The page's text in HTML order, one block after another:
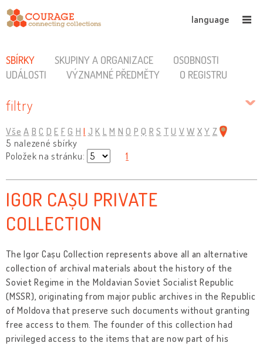
language
SBÍRKY SKUPINY A ORGANIZACE
OSOBNOSTI
UDÁLOSTI
VÝZNAMNÉ PŘEDMĚTY O REGISTRU
filtry
Vše A B C D E F G H I J K L M N O P Q R S T U V W X Y Z
5 nalezené sbírky
Položek na stránku:
1
IGOR CAȘU PRIVATE
COLLECTION
The Igor Cașu Collection represents above all an alternative
collection of archival materials about the history of the
Soviet Regime in the Moldavian Soviet Socialist Republic
(MSSR), originating from major public archives in the Republic
of Moldova that preserve such documents without granting
free access to them. The founder of this collection had
privileged access to the items that are now part of his